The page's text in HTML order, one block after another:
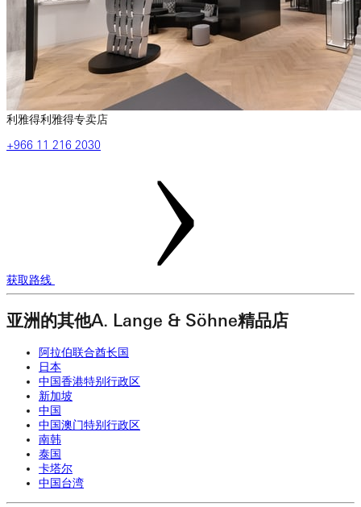
利雅得利雅得专卖店
‎+966 11 216 2030
获取路线
亚洲的其他A. Lange & Söhne精品店
阿拉伯联合酋长国
日本
中国香港特别行政区
新加坡
中国
中国澳门特别行政区
南韩
泰国
卡塔尔
中国台湾